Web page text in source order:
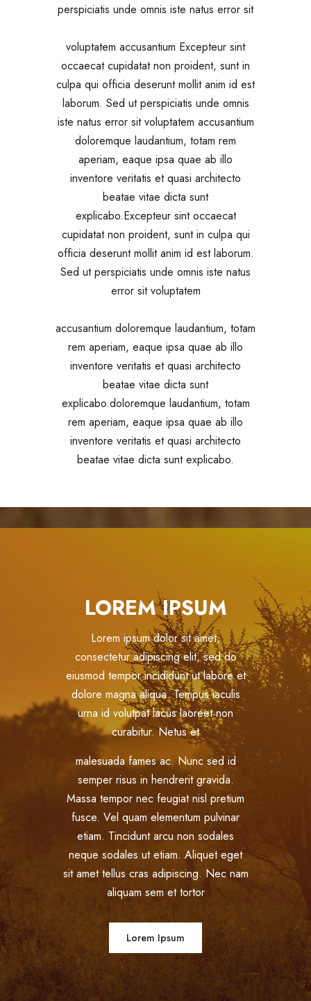
perspiciatis unde omnis iste natus error sit
voluptatem accusantium Excepteur sint
occaecat cupidatat non proident, sunt in
culpa qui officia deserunt mollit anim id est
laborum. Sed ut perspiciatis unde omnis
iste natus error sit voluptatem accusantium
doloremque laudantium, totam rem
aperiam, eaque ipsa quae ab illo
inventore veritatis et quasi architecto
beatae vitae dicta sunt
explicabo.Excepteur sint occaecat
cupidatat non proident, sunt in culpa qui
officia deserunt mollit anim id est laborum.
Sed ut perspiciatis unde omnis iste natus
error sit voluptatem
accusantium doloremque laudantium, totam
rem aperiam, eaque ipsa quae ab illo
inventore veritatis et quasi architecto
beatae vitae dicta sunt
explicabo.doloremque laudantium, totam
rem aperiam, eaque ipsa quae ab illo
inventore veritatis et quasi architecto
beatae vitae dicta sunt explicabo.
LOREM IPSUM
Lorem ipsum dolor sit amet,
consectetur adipiscing elit, sed do
eiusmod tempor incididunt ut labore et
dolore magna aliqua. Tempus iaculis
urna id volutpat lacus laoreet non
curabitur. Netus et
malesuada fames ac. Nunc sed id
semper risus in hendrerit gravida.
Massa tempor nec feugiat nisl pretium
fusce. Vel quam elementum pulvinar
etiam. Tincidunt arcu non sodales
neque sodales ut etiam. Aliquet eget
sit amet tellus cras adipiscing. Nec nam
aliquam sem et tortor
Lorem Ipsum